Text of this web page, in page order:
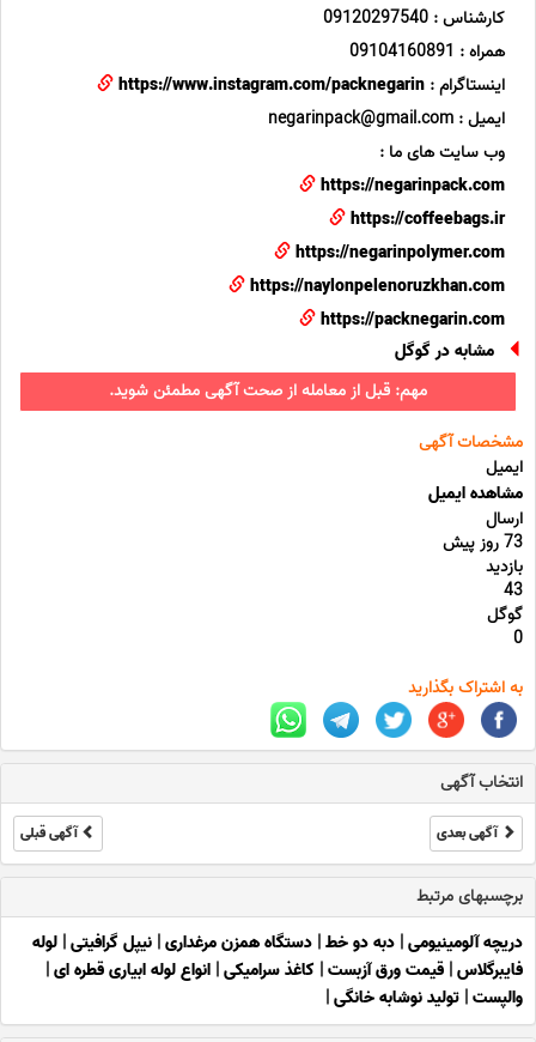
کارشناس : 09120297540
همراه : 09104160891
اینستاگرام : https://www.instagram.com/packnegarin
ایمیل : negarinpack@gmail.com
وب سایت های ما :
https://negarinpack.com
https://coffeebags.ir
https://negarinpolymer.com
https://naylonpelenoruzkhan.com
https://packnegarin.com
مشابه در گوگل
مهم: قبل از معامله از صحت آگهی مطمئن شوید.
مشخصات آگهی
ایمیل
مشاهده ایمیل
ارسال
73 روز پیش
بازدید
43
گوگل
0
به اشتراک بگذارید
انتخاب آگهی
آگهی بعدی آگهی قبلی
برچسبهای مرتبط
دریچه آلومینیومی| دبه دو خط| دستگاه همزن مرغداری| نیپل گرافیتی| لوله
فایبرگلاس| قیمت ورق آزبست| کاغذ سرامیکی| انواع لوله ابیاری قطره ای|
والپست| تولید نوشابه خانگی|